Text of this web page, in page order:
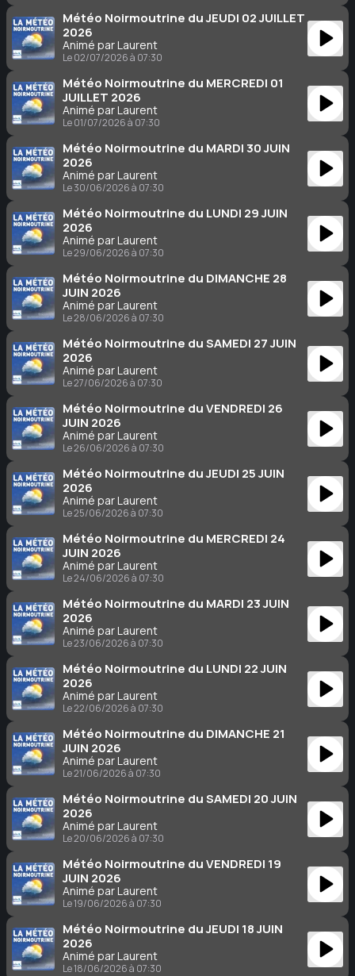
Météo Noirmoutrine du JEUDI 02 JUILLET
2026
Animé par Laurent
Le 02/07/2026 à 07:30
Météo Noirmoutrine du MERCREDI 01
JUILLET 2026
Animé par Laurent
Le 01/07/2026 à 07:30
Météo Noirmoutrine du MARDI 30 JUIN
2026
Animé par Laurent
Le 30/06/2026 à 07:30
Météo Noirmoutrine du LUNDI 29 JUIN
2026
Animé par Laurent
Le 29/06/2026 à 07:30
Météo Noirmoutrine du DIMANCHE 28
JUIN 2026
Animé par Laurent
Le 28/06/2026 à 07:30
Météo Noirmoutrine du SAMEDI 27 JUIN
2026
Animé par Laurent
Le 27/06/2026 à 07:30
Météo Noirmoutrine du VENDREDI 26
JUIN 2026
Animé par Laurent
Le 26/06/2026 à 07:30
Météo Noirmoutrine du JEUDI 25 JUIN
2026
Animé par Laurent
Le 25/06/2026 à 07:30
Météo Noirmoutrine du MERCREDI 24
JUIN 2026
Animé par Laurent
Le 24/06/2026 à 07:30
Météo Noirmoutrine du MARDI 23 JUIN
2026
Animé par Laurent
Le 23/06/2026 à 07:30
Météo Noirmoutrine du LUNDI 22 JUIN
2026
Animé par Laurent
Le 22/06/2026 à 07:30
Météo Noirmoutrine du DIMANCHE 21
JUIN 2026
Animé par Laurent
Le 21/06/2026 à 07:30
Météo Noirmoutrine du SAMEDI 20 JUIN
2026
Animé par Laurent
Le 20/06/2026 à 07:30
Météo Noirmoutrine du VENDREDI 19
JUIN 2026
Animé par Laurent
Le 19/06/2026 à 07:30
Météo Noirmoutrine du JEUDI 18 JUIN
2026
Animé par Laurent
Le 18/06/2026 à 07:30